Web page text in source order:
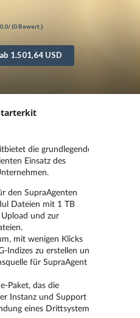
0,0/ (0Bewert.)
ab 1.501,64 USD